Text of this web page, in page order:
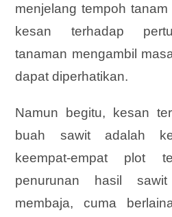
menjelang tempoh
kesan terhadap
tanaman mengambil
dapat diperhatikan.
Namun begitu, kesan
buah sawit adalah
keempat-empat plot
penurunan hasil
membaja, cuma